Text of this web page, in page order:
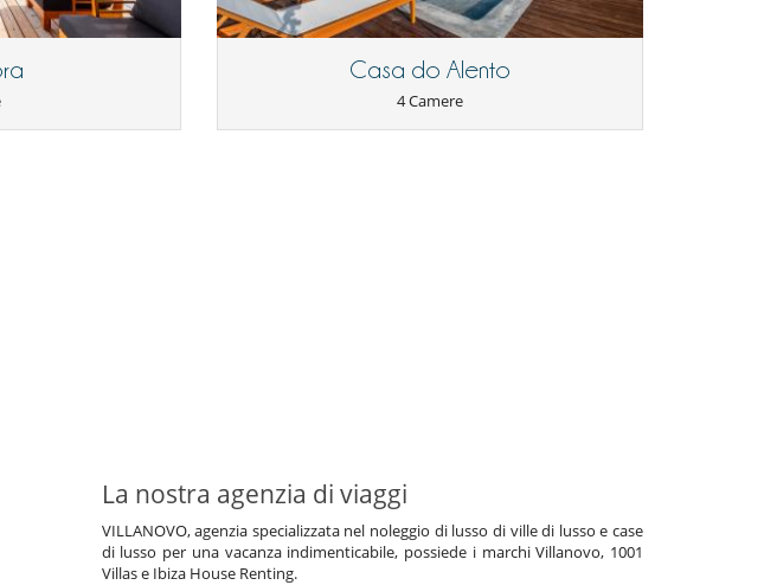
Casa do Alento
4 Camere
La nostra agenzia di viaggi
VILLANOVO, agenzia specializzata nel noleggio di lusso di ville di lusso e case
di lusso per una vacanza indimenticabile, possiede i marchi Villanovo, 1001
Villas e Ibiza House Renting.